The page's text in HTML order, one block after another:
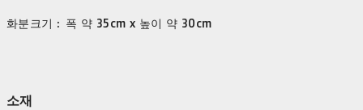
화분크기 : 폭 약 35cm x 높이 약 30cm
소재